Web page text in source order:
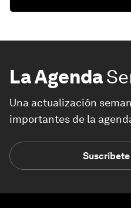
La Agenda
Una actualización
importantes de la